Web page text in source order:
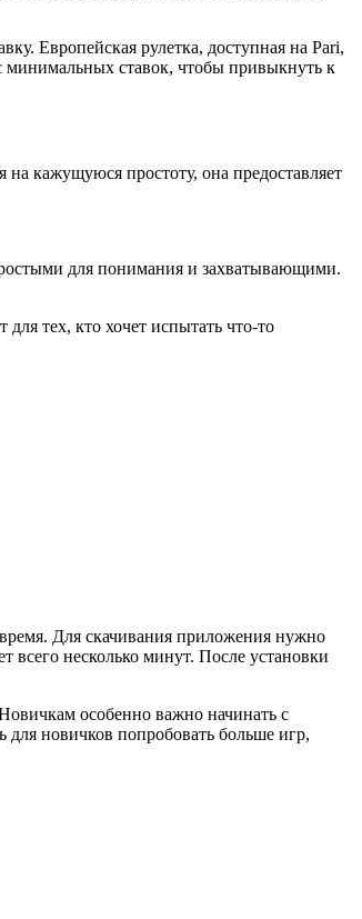
Европейская рулетка, доступная на Pari,
минимальных ставок, чтобы привыкнуть к
кажущуюся простоту, она предоставляет
для понимания и захватывающими.
тех, кто хочет испытать что-то
Для скачивания приложения нужно
всего несколько минут. После установки
особенно важно начинать с
новичков попробовать больше игр,